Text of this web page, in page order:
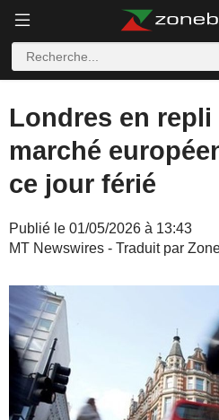
Londres en repli
marché
ce jour férié
Publié le 01/05/2026 à 13:43
MT Newswires - Traduit par